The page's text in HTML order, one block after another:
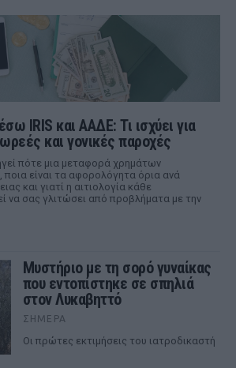
IRIS και ΑΑΔΕ: Τι ισχύει για
και γονικές παροχές
πότε μια μεταφορά χρημάτων
είναι τα αφορολόγητα όρια ανά
και γιατί η αιτιολογία κάθε
να σας γλιτώσει από προβλήματα με την
Μυστήριο με τη σορό γυναίκας
που εντοπίστηκε σε σπηλιά
στον Λυκαβηττό
ΣΉΜΕΡΑ
Οι πρώτες εκτιμήσεις του ιατροδικαστή